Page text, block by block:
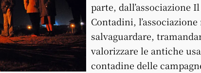
parte, dall’associazione
Contadini,
salvaguardare,
valorizzare le antiche
contadine delle